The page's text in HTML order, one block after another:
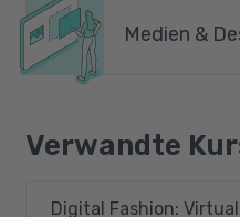
Medien &
Verwandte
Digital Fashion: